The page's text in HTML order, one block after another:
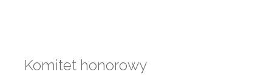
Komitet honorowy